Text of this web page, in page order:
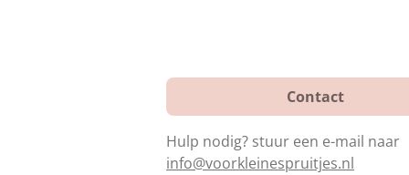
Contact
Hulp nodig? stuur een e-mail naar
info@voorkleinespruitjes.nl